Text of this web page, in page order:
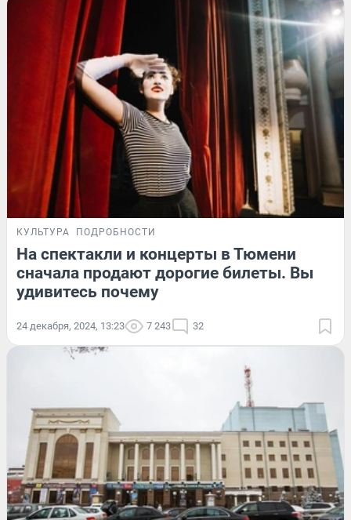
КУЛЬТУРА ПОДРОБНОСТИ
На спектакли и концерты в Тюмени
сначала продают дорогие билеты. Вы
удивитесь почему
24 декабря, 2024, 13:23 7 243 32